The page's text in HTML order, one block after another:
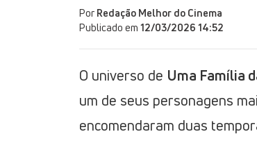
Por Redação Melhor do Cinema
Publicado em 12/03/2026 14:52
O universo de Uma Família
um de seus personagens
encomendaram duas